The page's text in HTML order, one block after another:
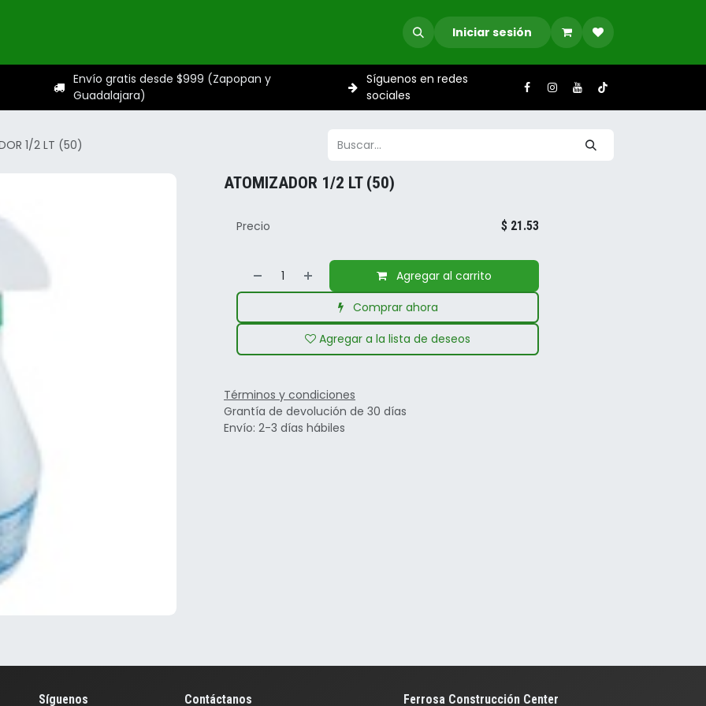
Iniciar sesión
Envío gratis desde $999 (Zapopan y
Guadalajara)
Síguenos en redes
sociales
1/2 LT (50)
ATOMIZADOR 1/2 LT (50)
Agregar al carrito
Comprar ahora
Agregar a la lista de deseos
Precio $ 21.53
Términos y condiciones
Grantía de devolución de 30 días
Envío: 2-3 días hábiles
Ferrosa Construcción Center
Síguenos Contáctanos